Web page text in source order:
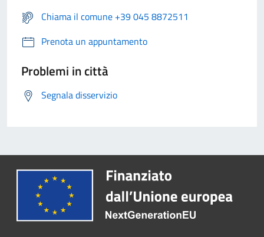
Chiama il comune +39 045 8872511
Prenota un appuntamento
Problemi in città
Segnala disservizio